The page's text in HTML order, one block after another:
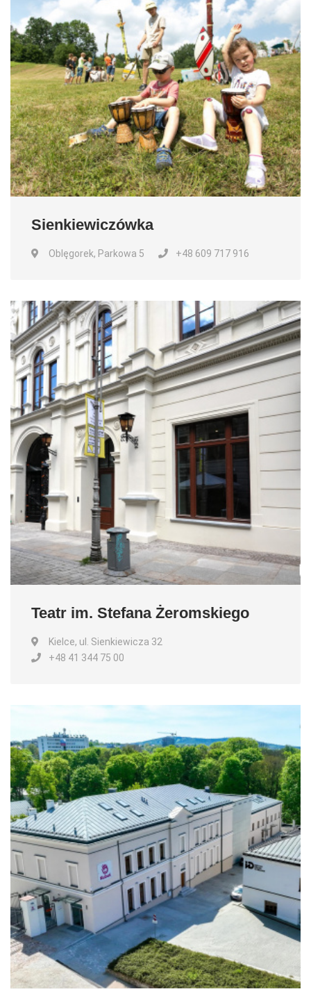
Sienkiewiczówka
Oblęgorek, Parkowa 5 +48 609 717 916
Teatr im. Stefana Żeromskiego
Kielce, ul. Sienkiewicza 32
+48 41 344 75 00